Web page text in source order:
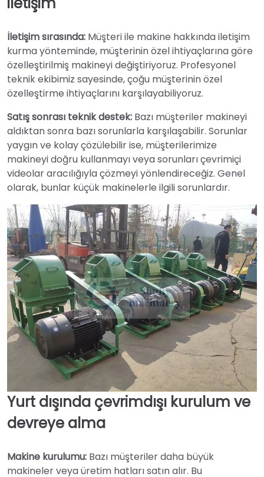
İletişim sırasında: Müşteri ile makine hakkında iletişim
kurma yönteminde, müşterinin özel ihtiyaçlarına göre
özelleştirilmiş makineyi değiştiriyoruz. Profesyonel
teknik ekibimiz sayesinde, çoğu müşterinin özel
özelleştirme ihtiyaçlarını karşılayabiliyoruz.
Satış sonrası teknik destek: Bazı müşteriler makineyi
aldıktan sonra bazı sorunlarla karşılaşabilir. Sorunlar
yaygın ve kolay çözülebilir ise, müşterilerimize
makineyi doğru kullanmayı veya sorunları çevrimiçi
videolar aracılığıyla çözmeyi yönlendireceğiz. Genel
olarak, bunlar küçük makinelerle ilgili sorunlardır.
Yurt dışında çevrimdışı kurulum ve
devreye alma
Makine kurulumu: Bazı müşteriler daha büyük
makineler veya üretim hatları satın alır. Bu